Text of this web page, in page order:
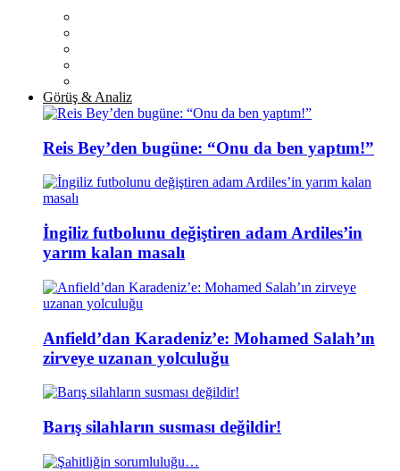
Görüş & Analiz
Reis Bey’den bugüne: “Onu da ben yaptım!”
İngiliz futbolunu değiştiren adam Ardiles’in
yarım kalan masalı
Anfield’dan Karadeniz’e: Mohamed Salah’ın
zirveye uzanan yolculuğu
Barış silahların susması değildir!